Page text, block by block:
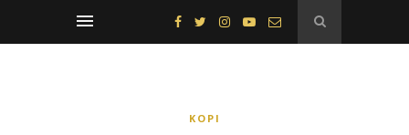
KOPI